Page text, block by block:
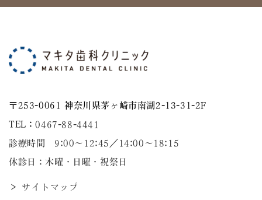
〒253-0061 神奈川県茅ヶ崎市南湖2-13-31-2F
TEL：0467-88-4441
診療時間 9:00～12:45／14:00〜18:15
休診日：木曜・日曜・祝祭日
＞ サイトマップ